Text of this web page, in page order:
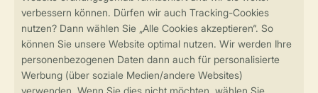
Sicher und schnell zur Online-Buchung
Sichere Datenübertragung